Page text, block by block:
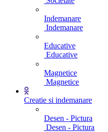
Indemanare
Indemanare
Educative
Educative
Magnetice
Magnetice
Creatie si indemanare
Desen - Pictura
Desen - Pictura